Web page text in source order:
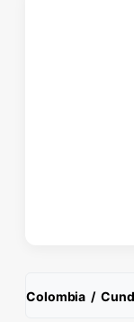
Colombia /